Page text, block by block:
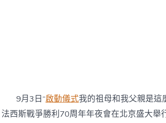
9月3日“啟動儀式我的祖母和我父親是這
法西斯戰爭勝利70周年年夜會在北京盛大